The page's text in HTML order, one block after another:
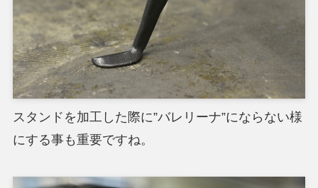
スタンドを加工した際に”バレリーナ”にならない様
にする事も重要ですね。